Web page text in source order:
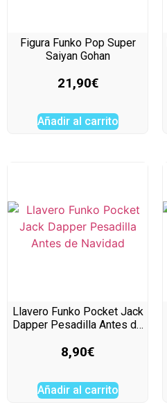
Figura Funko Pop Super
Saiyan Gohan
21,90€
Añadir al carrito
Llavero Funko Pocket Jack
Dapper Pesadilla Antes d…
8,90€
Añadir al carrito